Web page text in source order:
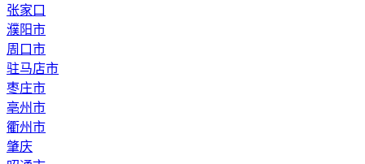
张家口
濮阳市
周口市
驻马店市
枣庄市
亳州市
衢州市
肇庆